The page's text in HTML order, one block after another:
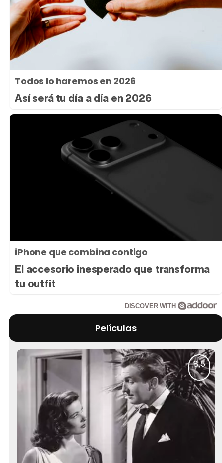
Todos lo haremos en 2026
Así será tu día a día en 2026
iPhone que combina contigo
El accesorio inesperado que transforma
tu outfit
DISCOVER WITH
Películas
8,5